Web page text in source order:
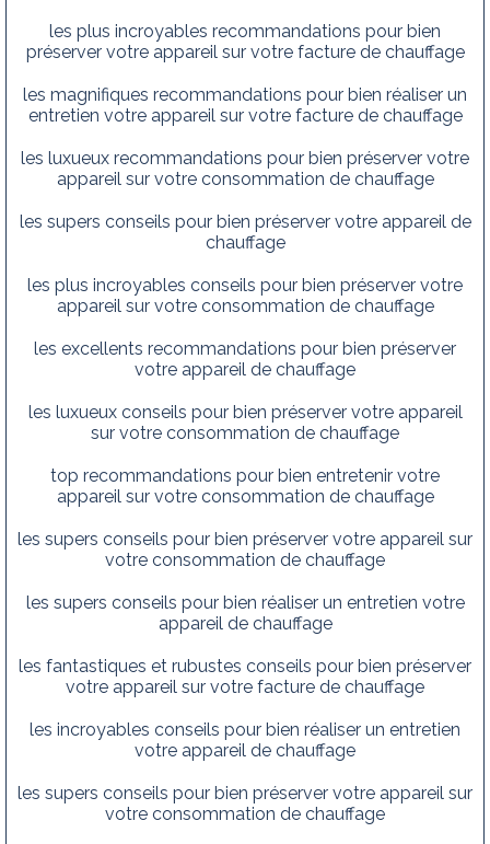
les plus incroyables recommandations pour bien
préserver votre appareil sur votre facture de chauffage
les magnifiques recommandations pour bien réaliser un
entretien votre appareil sur votre facture de chauffage
les luxueux recommandations pour bien préserver votre
appareil sur votre consommation de chauffage
les supers conseils pour bien préserver votre appareil de
chauffage
les plus incroyables conseils pour bien préserver votre
appareil sur votre consommation de chauffage
les excellents recommandations pour bien préserver
votre appareil de chauffage
les luxueux conseils pour bien préserver votre appareil
sur votre consommation de chauffage
top recommandations pour bien entretenir votre
appareil sur votre consommation de chauffage
les supers conseils pour bien préserver votre appareil sur
votre consommation de chauffage
les supers conseils pour bien réaliser un entretien votre
appareil de chauffage
les fantastiques et rubustes conseils pour bien préserver
votre appareil sur votre facture de chauffage
les incroyables conseils pour bien réaliser un entretien
votre appareil de chauffage
les supers conseils pour bien préserver votre appareil sur
votre consommation de chauffage